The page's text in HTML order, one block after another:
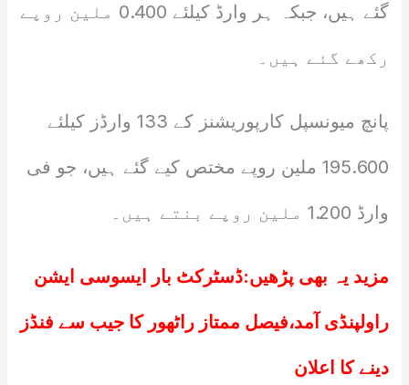
گئے ہیں، جبکہ ہر وارڈ کیلئے 0.400 ملین روپے
رکھے گئے ہیں۔
پانچ میونسپل کارپوریشنز کے 133 وارڈز کیلئے
195.600 ملین روپے مختص کیے گئے ہیں، جو فی
وارڈ 1.200 ملین روپے بنتے ہیں۔
مزید یہ بھی پڑھیں:ڈسٹرکٹ بار ایسوسی ایشن
راولپنڈی آمد،فیصل ممتاز راٹھور کا جیب سے فنڈز
دینے کا اعلان